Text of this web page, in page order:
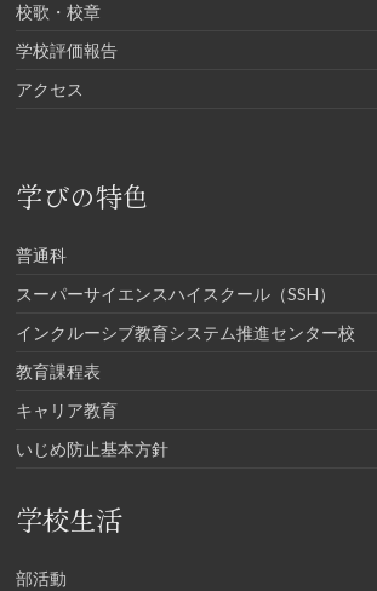
校歌・校章
学校評価報告
アクセス
学びの特色
普通科
スーパーサイエンスハイスクール（SSH）
インクルーシブ教育システム推進センター校
教育課程表
キャリア教育
いじめ防止基本方針
学校生活
部活動